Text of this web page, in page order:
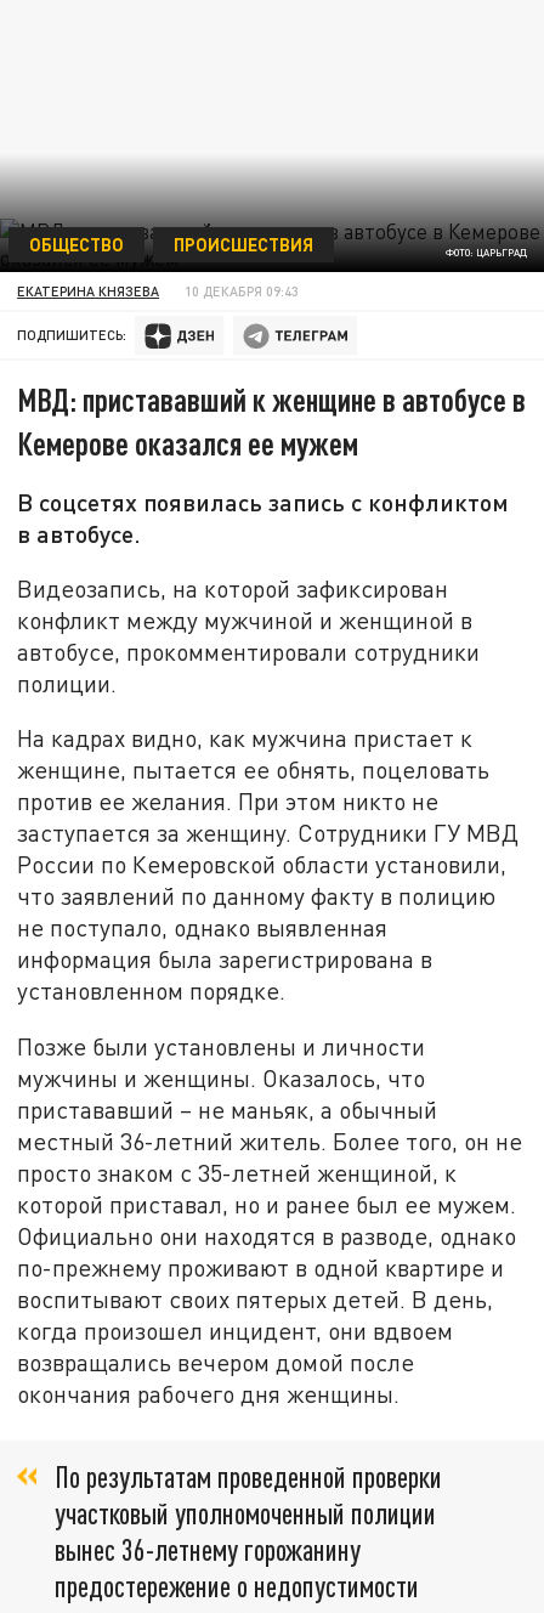
ФОТО: ЦАРЬГРАД
ОБЩЕСТВО ПРОИСШЕСТВИЯ
ЕКАТЕРИНА КНЯЗЕВА 10 ДЕКАБРЯ 09:43
ПОДПИШИТЕСЬ:
МВД: пристававший к женщине в автобусе в
Кемерове оказался ее мужем
В соцсетях появилась запись с конфликтом
в автобусе.
Видеозапись, на которой зафиксирован
конфликт между мужчиной и женщиной в
автобусе, прокомментировали сотрудники
полиции.
На кадрах видно, как мужчина пристает к
женщине, пытается ее обнять, поцеловать
против ее желания. При этом никто не
заступается за женщину. Сотрудники ГУ МВД
России по Кемеровской области установили,
что заявлений по данному факту в полицию
не поступало, однако выявленная
информация была зарегистрирована в
установленном порядке.
Позже были установлены и личности
мужчины и женщины. Оказалось, что
пристававший – не маньяк, а обычный
местный 36-летний житель. Более того, он не
просто знаком с 35-летней женщиной, к
которой приставал, но и ранее был ее мужем.
Официально они находятся в разводе, однако
по-прежнему проживают в одной квартире и
воспитывают своих пятерых детей. В день,
когда произошел инцидент, они вдвоем
возвращались вечером домой после
окончания рабочего дня женщины.
По результатам проведенной проверки
участковый уполномоченный полиции
вынес 36-летнему горожанину
предостережение о недопустимости